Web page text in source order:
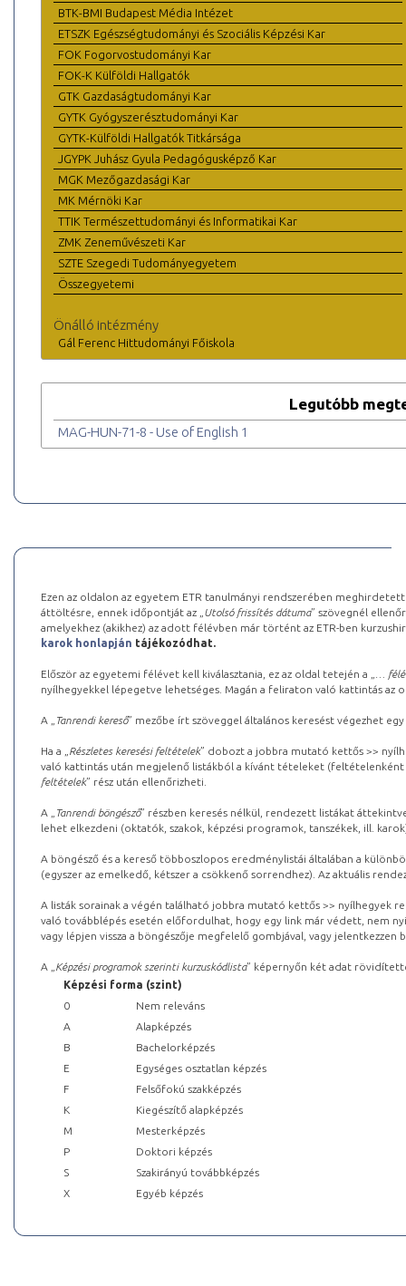
BTK-BMI Budapest Média Intézet
ETSZK Egészségtudományi és Szociális Képzési Kar
FOK Fogorvostudományi Kar
FOK-K Külföldi Hallgatók
GTK Gazdaságtudományi Kar
GYTK Gyógyszerésztudományi Kar
GYTK-Külföldi Hallgatók Titkársága
JGYPK Juhász Gyula Pedagógusképző Kar
MGK Mezőgazdasági Kar
MK Mérnöki Kar
TTIK Természettudományi és Informatikai Kar
ZMK Zeneművészeti Kar
SZTE Szegedi Tudományegyetem
Összegyetemi
Önálló intézmény
Gál Ferenc Hittudományi Főiskola
Legutóbb
MAG-HUN-71-8 - Use of English 1
Ezen az oldalon az egyetem ETR tanulmányi rendszerében
áttöltésre, ennek időpontját az „ Utolsó frissítés dátuma” szövegnél
amelyekhez (akikhez) az adott félévben már történt az ETR-ben
karok honlapján tájékozódhat.
Először az egyetemi félévet kell kiválasztania, ez az oldal tetején a „
…
nyílhegyekkel lépegetve lehetséges. Magán a feliraton való kattintás az
A „ Tanrendi kereső” mezőbe írt szöveggel általános keresést végezhet
Ha a „ Részletes keresési feltételek” dobozt a jobbra mutató kettős >>
való kattintás után megjelenő listákból a kívánt tételeket (feltételenként
feltételek” rész után ellenőrizheti.
A „ Tanrendi böngésző” részben keresés nélkül, rendezett listákat
lehet elkezdeni (oktatók, szakok, képzési programok, tanszékek, ill.
A böngésző és a kereső többoszlopos eredménylistái általában a
(egyszer az emelkedő, kétszer a csökkenő sorrendhez). Az aktuális
A listák sorainak a végén található jobbra mutató kettős >> nyílhegyek
való továbblépés esetén előfordulhat, hogy egy link már védett, nem
vagy lépjen vissza a böngészője megfelelő gombjával, vagy
A „ Képzési programok szerinti kurzuskódlista” képernyőn két adat
Képzési forma (szint)
0
Nem releváns
A
Alapképzés
B
Bachelorképzés
E
Egységes osztatlan képzés
F
Felsőfokú szakképzés
K
Kiegészítő alapképzés
M
Mesterképzés
P
Doktori képzés
S
Szakirányú továbbképzés
X
Egyéb képzés